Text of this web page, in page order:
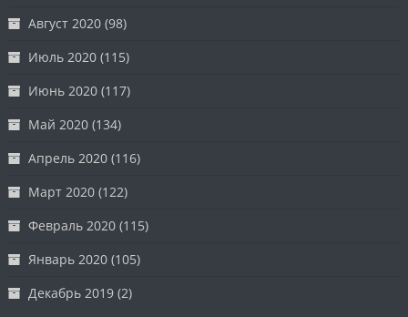
Август 2020 (98)
Июль 2020 (115)
Июнь 2020 (117)
Май 2020 (134)
Апрель 2020 (116)
Март 2020 (122)
Февраль 2020 (115)
Январь 2020 (105)
Декабрь 2019 (2)